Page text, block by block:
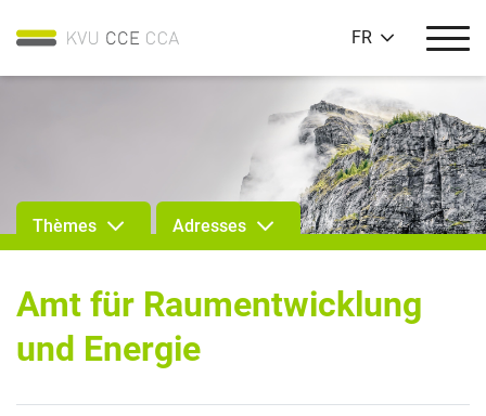
FR
Thèmes Adresses
Amt für Raumentwicklung
und Energie